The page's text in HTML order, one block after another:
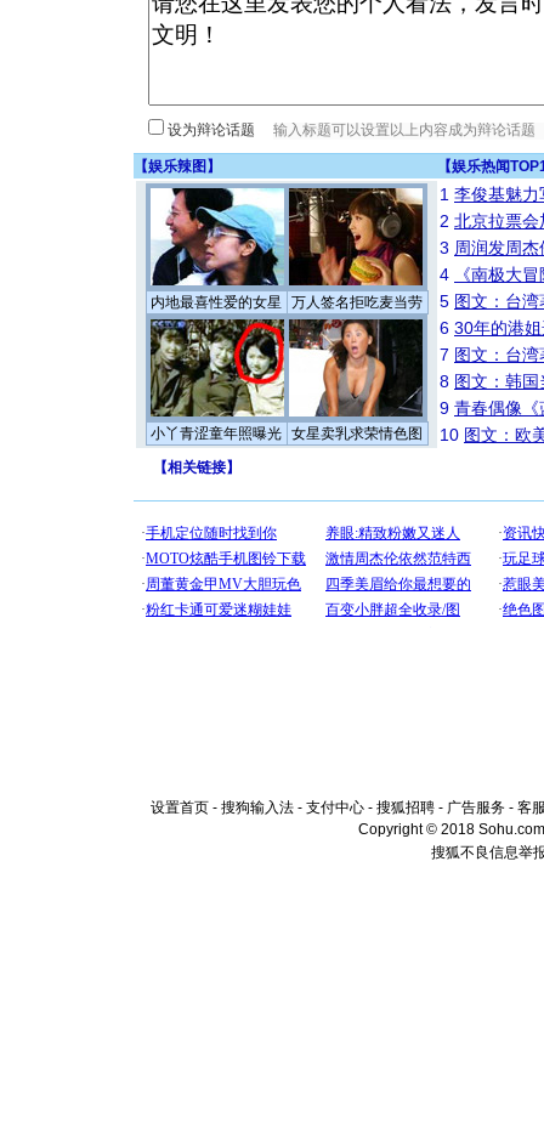
设为辩论话题
【娱乐辣图 】 【娱乐热闻
内地最喜性爱的女星 万人签名拒吃麦当劳
小丫青涩童年照曝光 女星卖乳求荣情色图
1 李俊基魅力
2 北京拉票
3 周润发周
4
《南极大
5 图文：台
6 30年的港
7 图文：台
8 图文：韩
9 青春偶像《
10 图文：欧
【相关链接】
设置首页 - 搜狗输入法 - 支付中心 - 搜狐招聘 - 广告服务 - 客
Copyright © 2018
搜狐不良信息举